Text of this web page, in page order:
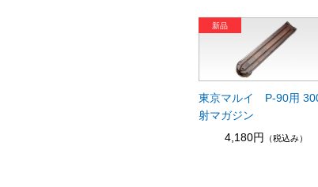
東京マルイ P-90用
射マガジン
4,180円
（税込み）